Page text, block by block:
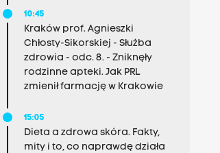
10:45
Kraków prof. Agnieszki
Chłosty-Sikorskiej - Służba
zdrowia - odc. 8. - Zniknęły
rodzinne apteki. Jak PRL
zmienił farmację w Krakowie
15:05
Dieta a zdrowa skóra. Fakty,
mity i to, co naprawdę działa